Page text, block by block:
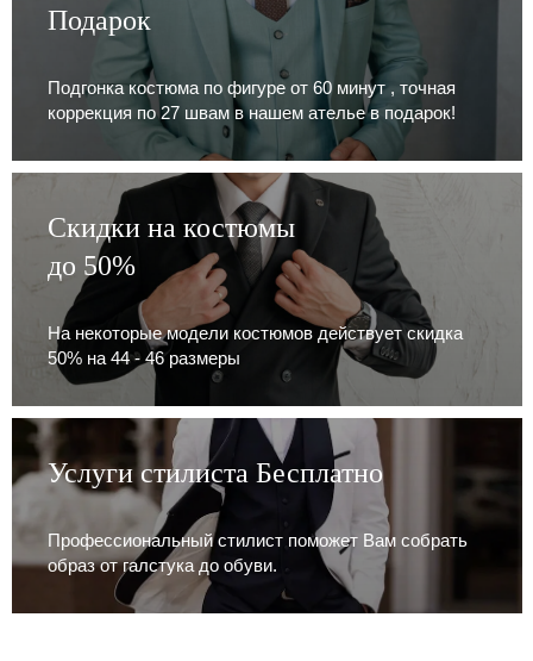
Подарок
Подгонка костюма по фигуре от 60 минут , точная
коррекция по 27 швам в нашем ателье в подарок!
Скидки на костюмы
до 50%
На некоторые модели костюмов действует скидка
50% на 44 - 46 размеры
Услуги стилиста Бесплатно
Профессиональный стилист поможет Вам собрать
образ от галстука до обуви.